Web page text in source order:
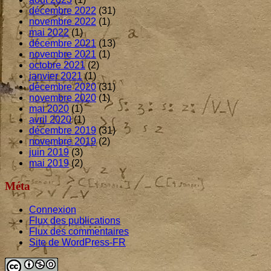
décembre 2022 (31)
novembre 2022 (1)
mai 2022(1)
décembre 2021(13)
novembre 2021 (1)
octobre 2021(2)
janvier 2021(1)
décembre 2020(31)
novembre 2020(1)
mai 2020 (1)
avril 2020(1)
décembre 2019 (31)
novembre 2019(2)
juin 2019 (3)
mai 2019(2)
Méta
Connexion
Flux des publications
Flux des commentaires
Site de WordPress-FR
Footer